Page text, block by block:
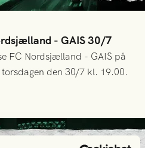
- GAIS 30/7
FC Nordsjælland - GAIS på
den 30/7 kl. 19.00.